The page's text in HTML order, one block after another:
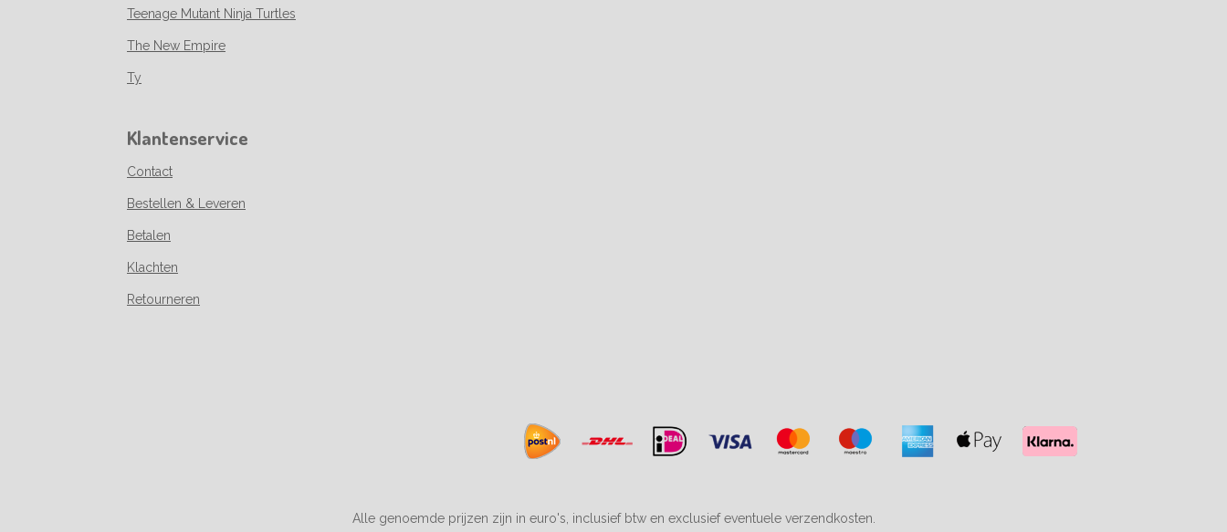
Teenage Mutant Ninja Turtles
The New Empire
Ty
Klantenservice
Contact
Bestellen & Leveren
Betalen
Klachten
Retourneren
Alle genoemde prijzen zijn in euro's, inclusief btw en exclusief eventuele verzendkosten.